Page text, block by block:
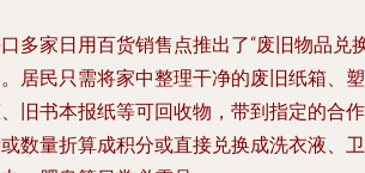
多家日用百货销售点推出了“废旧物品兑
居民只需将家中整理干净的废旧纸箱、
旧书本报纸等可回收物，带到指定的合
数量折算成积分或直接兑换成洗衣液、